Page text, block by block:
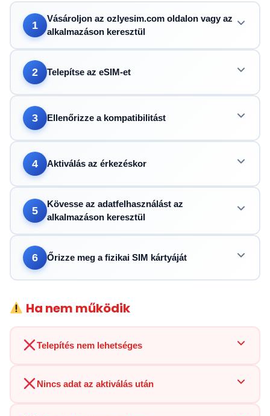
1
Vásároljon az ozlyesim.com oldalon vagy az
alkalmazáson keresztül
2 Telepítse az eSIM-et
3 Ellenőrizze a kompatibilitást
4 Aktiválás az érkezéskor
5
Kövesse az adatfelhasználást az
alkalmazáson keresztül
6 Őrizze meg a fizikai SIM kártyáját
Ha nem működik
Telepítés nem lehetséges
Nincs adat az aktiválás után